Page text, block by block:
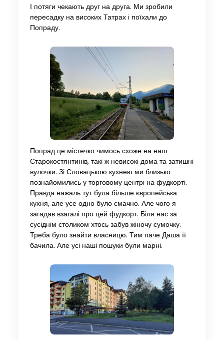
І потяги чекають друг на друга. Ми зробили
пересадку на високих Татрах і поїхали до
Попраду.
Попрад це містечко чимось схоже на наш
Старокостянтинів, такі ж невисокі дома та затишні
вулочки. Зі Словацькою кухнею ми близько
познайомились у торговому центрі на фудкорті.
Правда нажаль тут була більше європейська
кухня, але усе одно було смачно. Але чого я
загадав взагалі про цей фудкорт. Біля нас за
сусіднім столиком хтось забув жіночу сумочку.
Треба було знайти власницю. Тим паче Даша її
бачила. Але усі наші пошуки були марні.